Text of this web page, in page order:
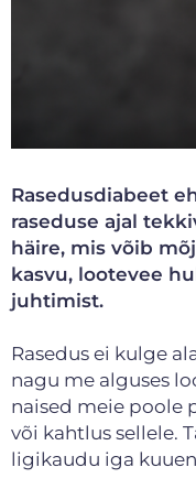
Rasedusdiabeet
raseduse ajal
häire, mis võib
kasvu, lootevee
juhtimist.
Rasedus ei kulge
nagu me alguses
naised meie poole
või kahtlus sellele.
ligikaudu iga